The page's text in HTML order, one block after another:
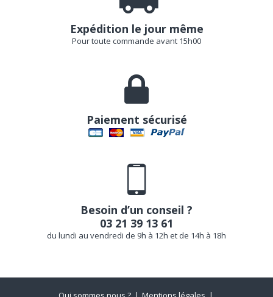
Expédition le jour même
Pour toute commande avant 15h00
Paiement sécurisé
Besoin d’un conseil ?
03 21 39 13 61
du lundi au vendredi de 9h à 12h et de 14h à 18h